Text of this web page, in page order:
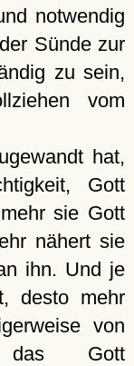
notwendig
Sünde zur
zu sein,
vom
hat,
Gott
sie Gott
nähert sie
ihn. Und je
desto mehr
von
das Gott